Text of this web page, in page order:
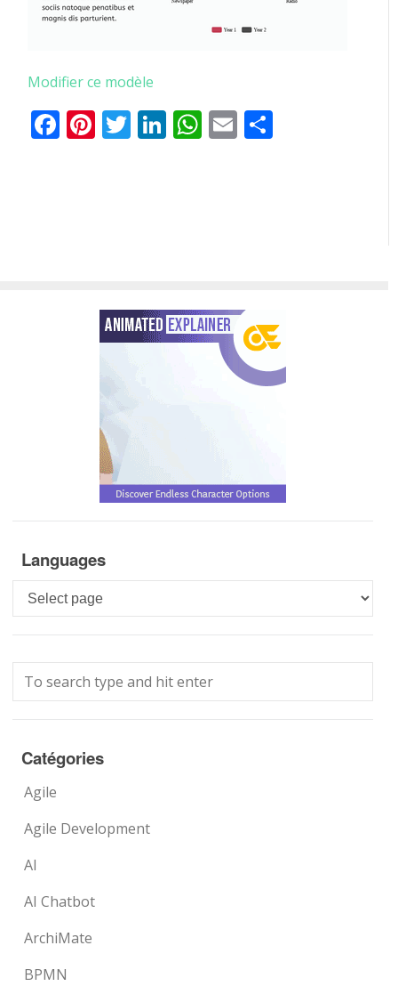
Modifier ce modèle
Facebook
Pinterest
Twitter
LinkedIn
WhatsApp
Email
Languages
Languages
Catégories
Agile
Agile Development
AI
AI Chatbot
ArchiMate
BPMN